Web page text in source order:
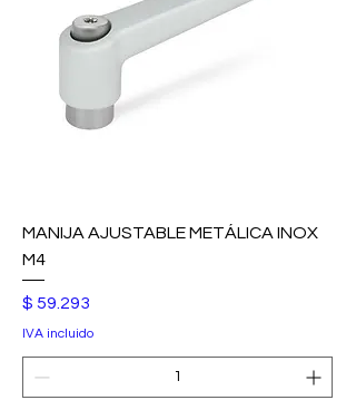
MANIJA AJUSTABLE METÁLICA INOX
M4
Precio
$ 59.293
IVA incluido